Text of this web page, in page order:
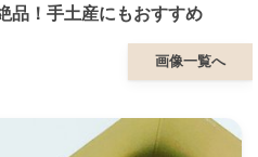
品！手土産にもおすすめ
画像一覧へ